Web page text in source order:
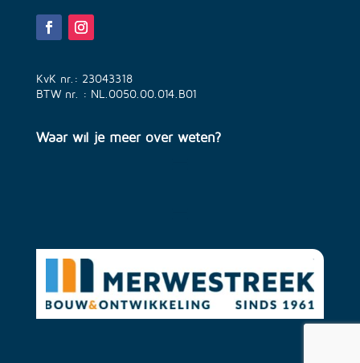
KvK nr.: 23043318
BTW nr. : NL.0050.00.014.B01
Waar wil je meer over weten?